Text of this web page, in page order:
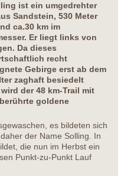
ist ein umgedrehter
Sandstein, 530 Meter
ca.30 km im
Er liegt links von
Da dieses
recht
Gebirge erst ab dem
zaghaft besiedelt
der 48 km-Trail mit
goldene
es bildeten sich
der Name Solling. In
die nun im Herbst ein
Punkt-zu-Punkt Lauf